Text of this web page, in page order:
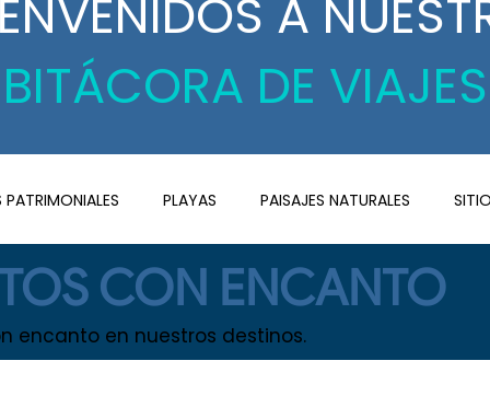
A
BITÁCORA DE VIAJES
PLAYAS PAISAJES NATURALES
CON ENCANTO NEWSLETTERS FFV NOTICIAS
CON ENCANTO
encanto en nuestros destinos.